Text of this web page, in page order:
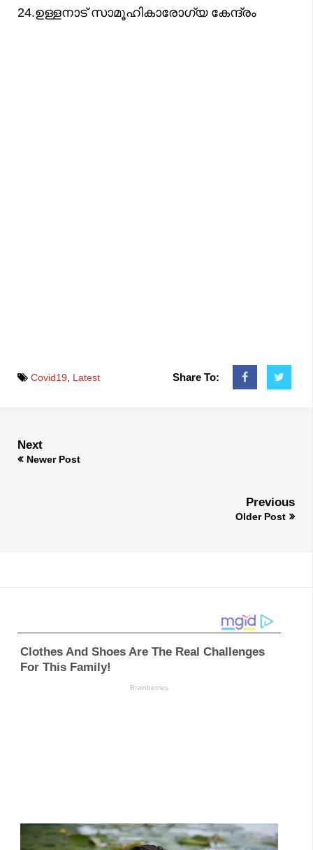
24.ഉള്ളനാട് സാമൂഹികാരോഗ്യ കേന്ദ്രം
Covid19, Latest Share To:
Next
Newer Post
Previous
Older Post